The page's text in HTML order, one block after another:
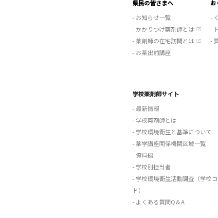
県民の皆さまへ
- お知らせ一覧
- かかりつけ薬剤師とは
- 薬剤師の在宅訪問とは
- お薬出前講座
お
-
-
-
学校薬剤師サイト
- 最新情報
- 学校薬剤師とは
- 学校環境衛生と基準について
- 薬学講座関係機関区域一覧
- 資料編
- 学校別担当者
- 学校環境衛生活動調査（学校
ド）
- よくある質問Q＆A